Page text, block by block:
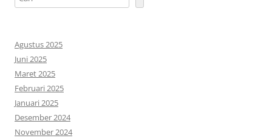
Agustus 2025
Juni 2025
Maret 2025
Februari 2025
Januari 2025
Desember 2024
November 2024